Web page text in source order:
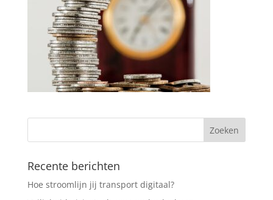
Recente berichten
Hoe stroomlijn jij transport digitaal?